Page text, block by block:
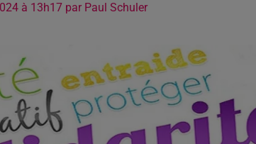
à 13h17 par Paul Schuler